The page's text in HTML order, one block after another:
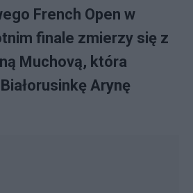
French Open w
finale zmierzy się z
Muchovą, która
Arynę